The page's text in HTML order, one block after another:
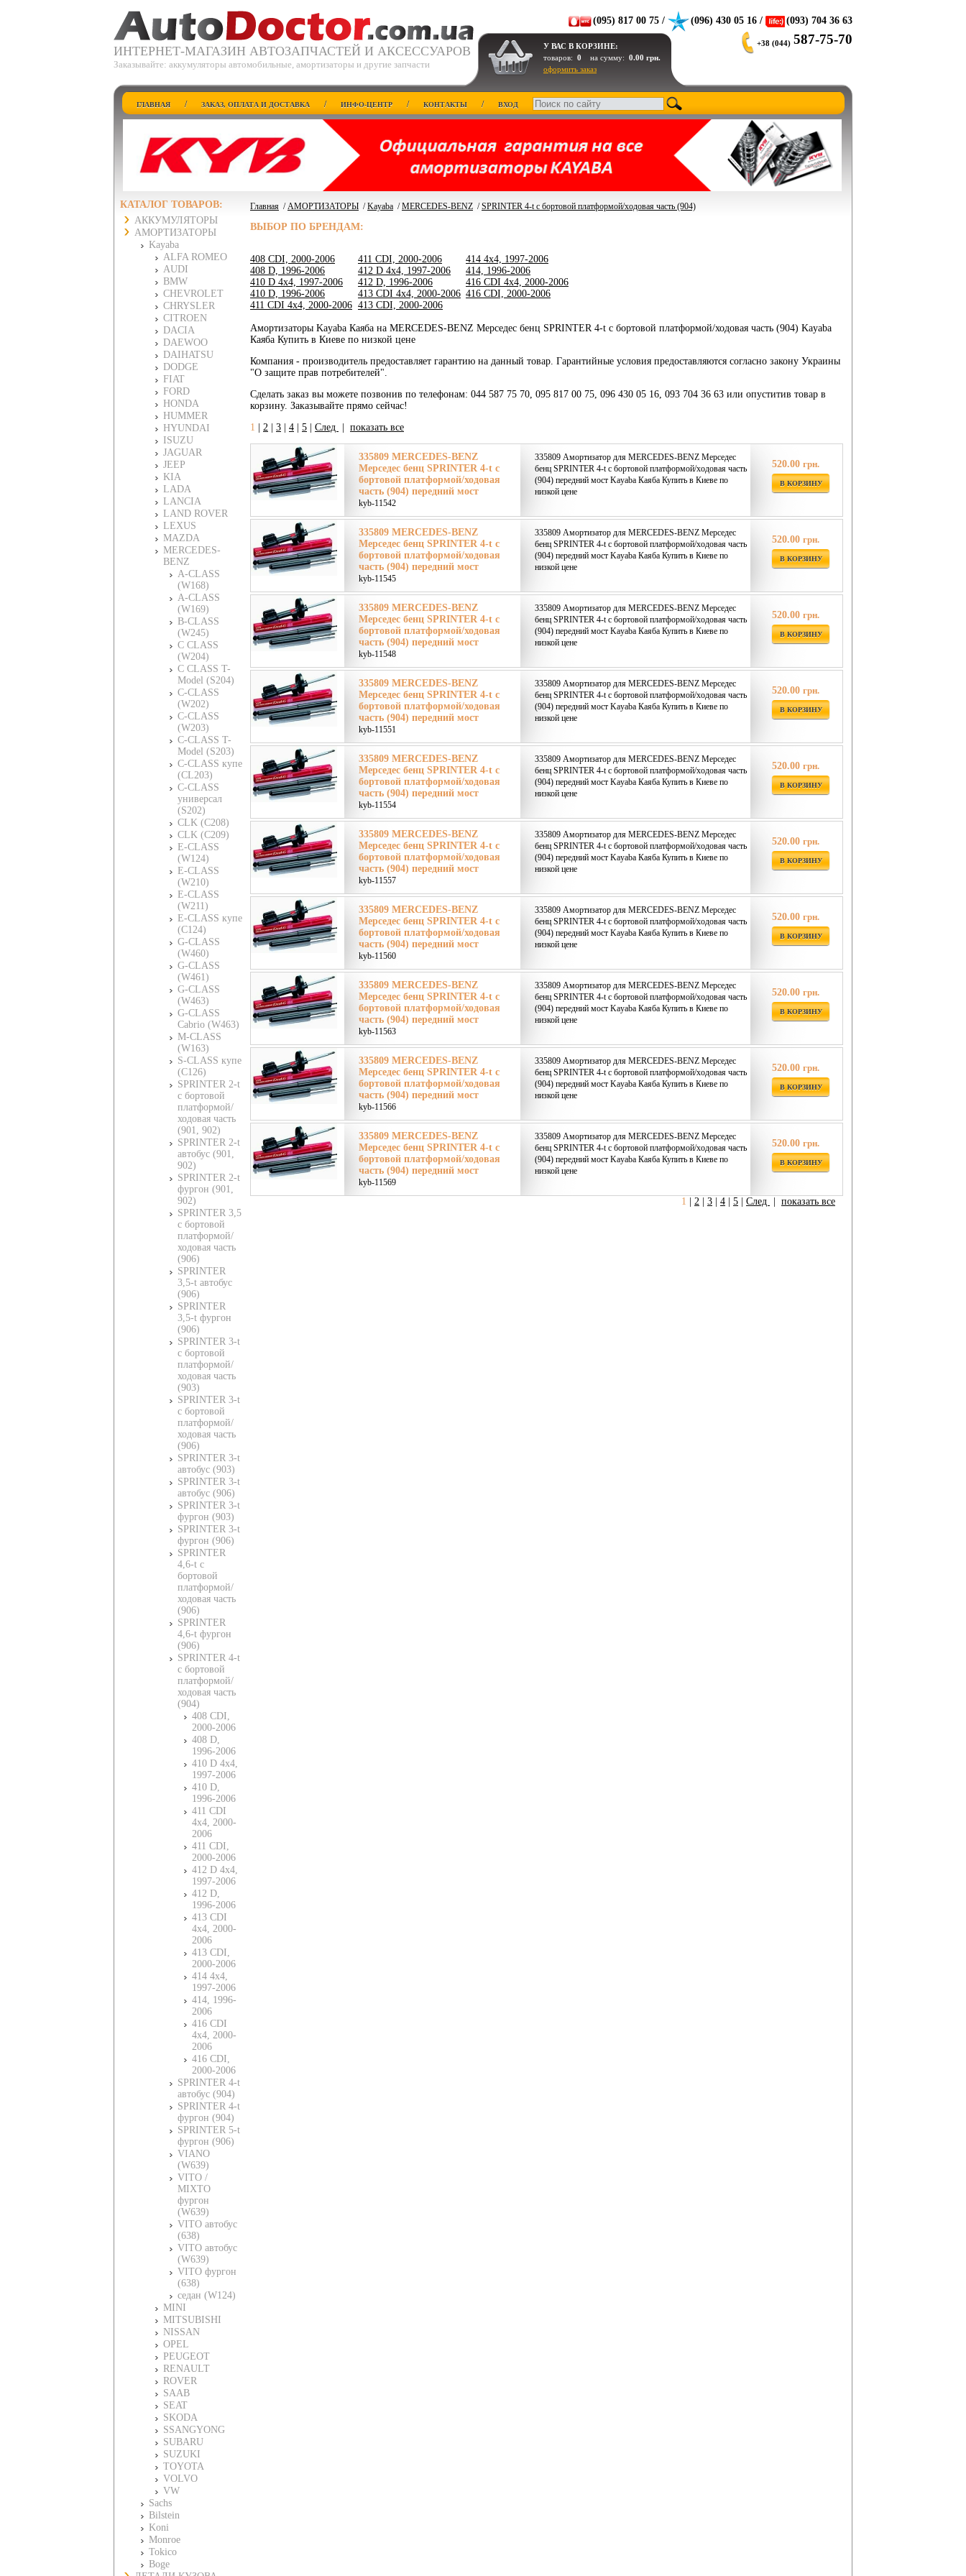
ИНТЕРНЕТ-МАГАЗИН АВТОЗАПЧАСТЕЙ И АКСЕССУАРОВ
Заказывайте: аккумуляторы автомобильные, амортизаторы и другие запчасти
(095) 817 00 75 / (096) 430 05 16 / (093) 704 36 63
У ВАС В КОРЗИНЕ:
товаров: 0 на сумму: 0.00 грн.
оформить заказ
+38 (044) 587-75-70
ГЛАВНАЯ / ЗАКАЗ, ОПЛАТА И ДОСТАВКА / ИНФО-ЦЕНТР / КОНТАКТЫ / ВХОД
КАТАЛОГ ТОВАРОВ:
АККУМУЛЯТОРЫ
АМОРТИЗАТОРЫ
Kayaba
ALFA ROMEO
AUDI
BMW
CHEVROLET
CHRYSLER
CITROEN
DACIA
DAEWOO
DAIHATSU
DODGE
FIAT
FORD
HONDA
HUMMER
HYUNDAI
ISUZU
JAGUAR
JEEP
KIA
LADA
LANCIA
LAND ROVER
LEXUS
MAZDA
MERCEDES-
BENZ
A-CLASS
(W168)
A-CLASS
(W169)
B-CLASS
(W245)
C CLASS
(W204)
C CLASS T-
Model (S204)
C-CLASS
(W202)
C-CLASS
(W203)
C-CLASS T-
Model (S203)
C-CLASS купе
(CL203)
C-CLASS
универсал
(S202)
CLK (C208)
CLK (C209)
E-CLASS
(W124)
E-CLASS
(W210)
E-CLASS
(W211)
E-CLASS купе
(C124)
G-CLASS
(W460)
G-CLASS
(W461)
G-CLASS
(W463)
G-CLASS
Cabrio (W463)
M-CLASS
(W163)
S-CLASS купе
(C126)
SPRINTER 2-t
c бортовой
платформой/
ходовая часть
(901, 902)
SPRINTER 2-t
автобус (901,
902)
SPRINTER 2-t
фургон (901,
902)
SPRINTER 3,5
c бортовой
платформой/
ходовая часть
(906)
SPRINTER
3,5-t автобус
(906)
SPRINTER
3,5-t фургон
(906)
SPRINTER 3-t
c бортовой
платформой/
ходовая часть
(903)
SPRINTER 3-t
c бортовой
платформой/
ходовая часть
(906)
SPRINTER 3-t
автобус (903)
SPRINTER 3-t
автобус (906)
SPRINTER 3-t
фургон (903)
SPRINTER 3-t
фургон (906)
SPRINTER
4,6-t c
бортовой
платформой/
ходовая часть
(906)
SPRINTER
4,6-t фургон
(906)
SPRINTER 4-t
c бортовой
платформой/
ходовая часть
(904)
408 CDI,
2000-2006
408 D,
1996-2006
410 D 4x4,
1997-2006
410 D,
1996-2006
411 CDI
4x4, 2000-
2006
411 CDI,
2000-2006
412 D 4x4,
1997-2006
412 D,
1996-2006
413 CDI
4x4, 2000-
2006
413 CDI,
2000-2006
414 4x4,
1997-2006
414, 1996-
2006
416 CDI
4x4, 2000-
2006
416 CDI,
2000-2006
SPRINTER 4-t
автобус (904)
SPRINTER 4-t
фургон (904)
SPRINTER 5-t
фургон (906)
VIANO
(W639)
VITO /
MIXTO
фургон
(W639)
VITO автобус
(638)
VITO автобус
(W639)
VITO фургон
(638)
седан (W124)
MINI
MITSUBISHI
NISSAN
OPEL
PEUGEOT
RENAULT
ROVER
SAAB
SEAT
SKODA
SSANGYONG
SUBARU
SUZUKI
TOYOTA
VOLVO
VW
Sachs
Bilstein
Koni
Monroe
Tokico
Boge
Главная /АМОРТИЗАТОРЫ /Kayaba /MERCEDES-BENZ /SPRINTER 4-t c бортовой платформой/ходовая часть (904)
ВЫБОР ПО БРЕНДАМ:
408 CDI, 2000-2006
408 D, 1996-2006
410 D 4x4, 1997-2006
410 D, 1996-2006
411 CDI 4x4, 2000-2006
411 CDI, 2000-2006
412 D 4x4, 1997-2006
412 D, 1996-2006
413 CDI 4x4, 2000-2006
413 CDI, 2000-2006
414 4x4, 1997-2006
414, 1996-2006
416 CDI 4x4, 2000-2006
416 CDI, 2000-2006
Амортизаторы Kayaba Каяба на MERCEDES-BENZ Мерседес бенц SPRINTER 4-t c бортовой платформой/ходовая часть (904) Kayaba
Каяба Купить в Киеве по низкой цене
Компания - производитель предоставляет гарантию на данный товар. Гарантийные условия предоставляются согласно закону Украины
"О защите прав потребителей".
Сделать заказ вы можете позвонив по телефонам: 044 587 75 70, 095 817 00 75, 096 430 05 16, 093 704 36 63 или опуститив товар в
корзину. Заказывайте прямо сейчас!
1
2 3 4 5 След показать все
335809 MERCEDES-BENZ
Мерседес бенц SPRINTER 4-t c
бортовой платформой/ходовая
часть (904) передний мост
kyb-11542
335809 Амортизатор для MERCEDES-BENZ Мерседес
бенц SPRINTER 4-t c бортовой платформой/ходовая часть
(904) передний мост Kayaba Каяба Купить в Киеве по
низкой цене
520.00 грн.
В КОРЗИНУ
335809 MERCEDES-BENZ
Мерседес бенц SPRINTER 4-t c
бортовой платформой/ходовая
часть (904) передний мост
kyb-11545
335809 Амортизатор для MERCEDES-BENZ Мерседес
бенц SPRINTER 4-t c бортовой платформой/ходовая часть
(904) передний мост Kayaba Каяба Купить в Киеве по
низкой цене
520.00 грн.
В КОРЗИНУ
335809 MERCEDES-BENZ
Мерседес бенц SPRINTER 4-t c
бортовой платформой/ходовая
часть (904) передний мост
kyb-11548
335809 Амортизатор для MERCEDES-BENZ Мерседес
бенц SPRINTER 4-t c бортовой платформой/ходовая часть
(904) передний мост Kayaba Каяба Купить в Киеве по
низкой цене
520.00 грн.
В КОРЗИНУ
335809 MERCEDES-BENZ
Мерседес бенц SPRINTER 4-t c
бортовой платформой/ходовая
часть (904) передний мост
kyb-11551
335809 Амортизатор для MERCEDES-BENZ Мерседес
бенц SPRINTER 4-t c бортовой платформой/ходовая часть
(904) передний мост Kayaba Каяба Купить в Киеве по
низкой цене
520.00 грн.
В КОРЗИНУ
335809 MERCEDES-BENZ
Мерседес бенц SPRINTER 4-t c
бортовой платформой/ходовая
часть (904) передний мост
kyb-11554
335809 Амортизатор для MERCEDES-BENZ Мерседес
бенц SPRINTER 4-t c бортовой платформой/ходовая часть
(904) передний мост Kayaba Каяба Купить в Киеве по
низкой цене
520.00 грн.
В КОРЗИНУ
335809 MERCEDES-BENZ
Мерседес бенц SPRINTER 4-t c
бортовой платформой/ходовая
часть (904) передний мост
kyb-11557
335809 Амортизатор для MERCEDES-BENZ Мерседес
бенц SPRINTER 4-t c бортовой платформой/ходовая часть
(904) передний мост Kayaba Каяба Купить в Киеве по
низкой цене
520.00 грн.
В КОРЗИНУ
335809 MERCEDES-BENZ
Мерседес бенц SPRINTER 4-t c
бортовой платформой/ходовая
часть (904) передний мост
kyb-11560
335809 Амортизатор для MERCEDES-BENZ Мерседес
бенц SPRINTER 4-t c бортовой платформой/ходовая часть
(904) передний мост Kayaba Каяба Купить в Киеве по
низкой цене
520.00 грн.
В КОРЗИНУ
335809 MERCEDES-BENZ
Мерседес бенц SPRINTER 4-t c
бортовой платформой/ходовая
часть (904) передний мост
kyb-11563
335809 Амортизатор для MERCEDES-BENZ Мерседес
бенц SPRINTER 4-t c бортовой платформой/ходовая часть
(904) передний мост Kayaba Каяба Купить в Киеве по
низкой цене
520.00 грн.
В КОРЗИНУ
335809 MERCEDES-BENZ
Мерседес бенц SPRINTER 4-t c
бортовой платформой/ходовая
часть (904) передний мост
kyb-11566
335809 Амортизатор для MERCEDES-BENZ Мерседес
бенц SPRINTER 4-t c бортовой платформой/ходовая часть
(904) передний мост Kayaba Каяба Купить в Киеве по
низкой цене
520.00 грн.
В КОРЗИНУ
335809 MERCEDES-BENZ
Мерседес бенц SPRINTER 4-t c
бортовой платформой/ходовая
часть (904) передний мост
kyb-11569
335809 Амортизатор для MERCEDES-BENZ Мерседес
бенц SPRINTER 4-t c бортовой платформой/ходовая часть
(904) передний мост Kayaba Каяба Купить в Киеве по
низкой цене
520.00 грн.
В КОРЗИНУ
1 2 3 4 5 След показать все